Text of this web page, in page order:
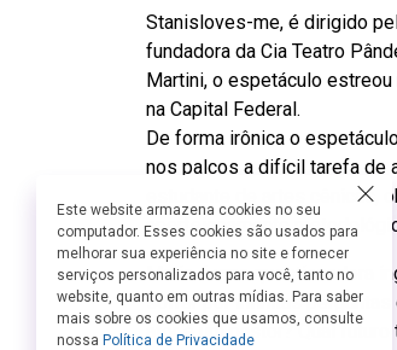
Stanisloves-me, é dirigido
fundadora da Cia Teatro
Martini, o espetáculo
na Capital Federal.
De forma irônica o
nos palcos a difícil tarefa de
estudante de artes cênicas,
aperfeiçoamento
Maria é uma questionadora
sofrer por infinitas perguntas
ator é um pastor? Qual
Este website armazena cookies no seu
computador. Esses cookies são usados para
melhorar sua experiência no site e fornecer
serviços personalizados para você, tanto no
website, quanto em outras mídias. Para saber
mais sobre os cookies que usamos, consulte
nossa Política de Privacidade